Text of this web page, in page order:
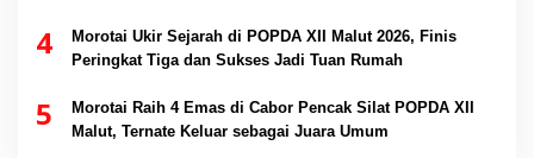
4
Morotai Ukir Sejarah di POPDA XII Malut 2026, Finis
Peringkat Tiga dan Sukses Jadi Tuan Rumah
5
Morotai Raih 4 Emas di Cabor Pencak Silat POPDA XII
Malut, Ternate Keluar sebagai Juara Umum